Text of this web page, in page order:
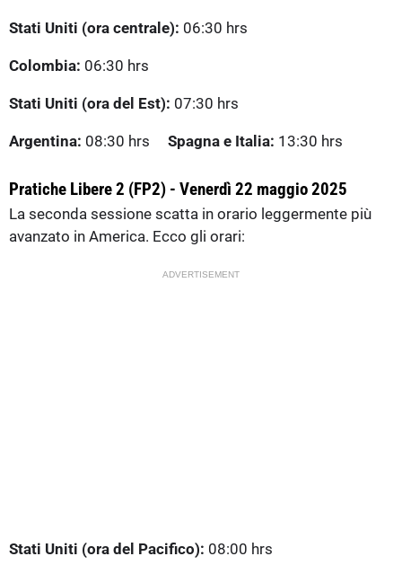
Stati Uniti (ora centrale): 06:30 hrs
Colombia: 06:30 hrs
Stati Uniti (ora del Est): 07:30 hrs
Argentina: 08:30 hrs Spagna e Italia: 13:30 hrs
Pratiche Libere 2 (FP2) - Venerdì 22 maggio 2025
La seconda sessione scatta in orario leggermente più
avanzato in America. Ecco gli orari:
ADVERTISEMENT
Stati Uniti (ora del Pacifico): 08:00 hrs